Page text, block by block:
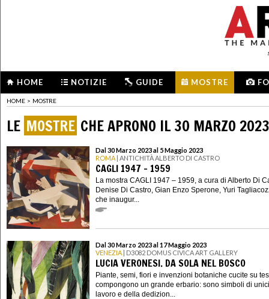
HOME NOTIZIE GUIDE MOSTRE
HOME > MOSTRE
LE MOSTRE CHE APRONO IL 30 MARZO 2023
Dal 30 Marzo 2023 al 5 Maggio 2023
ROMA | ANTICHITÀ ALBERTO DI CASTRO
CAGLI 1947 – 1959
La mostra CAGLI 1947 – 1959, a cura di Alberto Di
Denise Di Castro, Gian Enzo Sperone, Yuri
che inaugur...
Dal 30 Marzo 2023 al 17 Maggio 2023
VENEZIA | D3082 DOMUS CIVICA ART GALLERY
LUCIA VERONESI. DA SOLA NEL BOSCO
Piante, semi, fiori e invenzioni botaniche cucite su
compongono un grande erbario: sono simboli di
lavoro e della dedizion...